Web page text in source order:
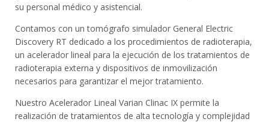
su personal médico y asistencial.
Contamos con un tomógrafo simulador General Electric
Discovery RT dedicado a los procedimientos de radioterapia,
un acelerador lineal para la ejecución de los tratamientos de
radioterapia externa y dispositivos de inmovilización
necesarios para garantizar el mejor tratamiento.
Nuestro Acelerador Lineal Varian Clinac IX permite la
realización de tratamientos de alta tecnología y complejidad